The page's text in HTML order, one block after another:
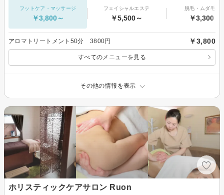
フットケア・マッサージ
￥3,800～
フェイシャルエステ
￥5,500～
脱毛・ムダ毛処
￥3,300～
アロマトリートメント50分 3800円 ￥3,800
すべてのメニューを見る
その他の情報を表示
ホリスティックケアサロン Ruon